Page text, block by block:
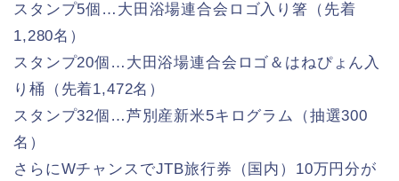
スタンプ5個…大田浴場連合会ロゴ入り箸（先着
1,280名）
スタンプ20個…大田浴場連合会ロゴ＆はねぴょん入
り桶（先着1,472名）
スタンプ32個…芦別産新米5キログラム（抽選300
名）
さらにWチャンスでJTB旅行券（国内）10万円分が